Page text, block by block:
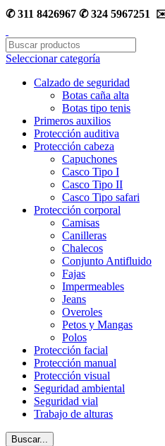
✆ 311 8426967 ✆ 324 5967251
Seleccionar categoría
Calzado de seguridad
Botas caña alta
Botas tipo tenis
Primeros auxilios
Protección auditiva
Protección cabeza
Capuchones
Casco Tipo I
Casco Tipo II
Casco Tipo safari
Protección corporal
Camisas
Canilleras
Chalecos
Conjunto Antifluido
Fajas
Impermeables
Jeans
Overoles
Petos y Mangas
Polos
Protección facial
Protección manual
Protección visual
Seguridad ambiental
Seguridad vial
Trabajo de alturas
Buscar...